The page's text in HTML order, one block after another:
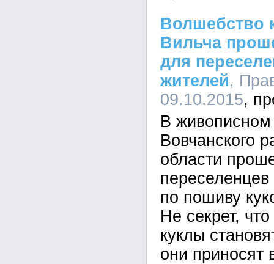
Волшебство
Вильча
для
жителей,
09.10.2015
В
Вовчанского
области
по пошиву
Не секрет,
куклы
они приносят